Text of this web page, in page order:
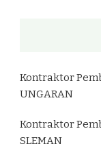
Kontraktor
UNGARAN
Kontraktor
SLEMAN